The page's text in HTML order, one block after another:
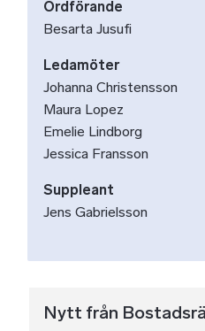
Ordförande
Besarta Jusufi
Ledamöter
Johanna Christensson
Maura Lopez
Emelie Lindborg
Jessica Fransson
Suppleant
Jens Gabrielsson
Nytt från